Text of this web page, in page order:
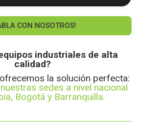
CON NOSOTROS!
industriales de alta
calidad?
la solución perfecta:
sedes a nivel nacional
Bogotá y Barranquilla.